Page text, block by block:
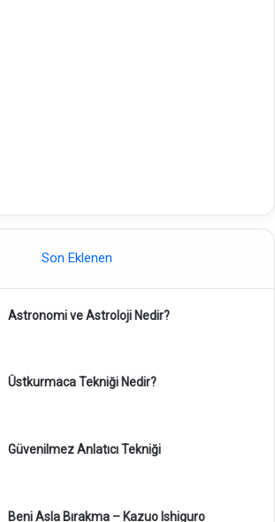
Son Eklenen
Astronomi ve Astroloji Nedir?
Üstkurmaca Tekniği Nedir?
Güvenilmez Anlatıcı Tekniği
Beni Asla Bırakma – Kazuo Ishiguro